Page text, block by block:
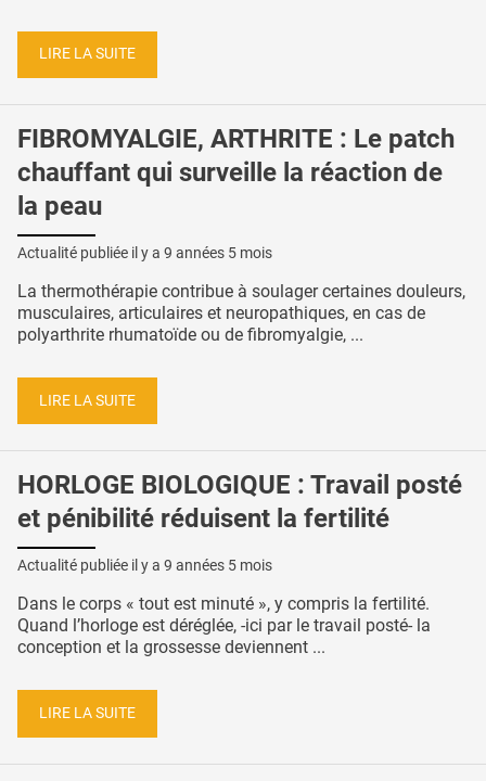
LIRE LA SUITE
FIBROMYALGIE, ARTHRITE : Le patch
chauffant qui surveille la réaction de
la peau
Actualité publiée il y a 9 années 5 mois
La thermothérapie contribue à soulager certaines douleurs,
musculaires, articulaires et neuropathiques, en cas de
polyarthrite rhumatoïde ou de fibromyalgie, ...
LIRE LA SUITE
HORLOGE BIOLOGIQUE : Travail posté
et pénibilité réduisent la fertilité
Actualité publiée il y a 9 années 5 mois
Dans le corps « tout est minuté », y compris la fertilité.
Quand l’horloge est déréglée, -ici par le travail posté- la
conception et la grossesse deviennent ...
LIRE LA SUITE